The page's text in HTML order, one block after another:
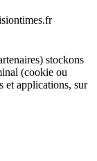
stockons
(cookie ou
et applications, sur